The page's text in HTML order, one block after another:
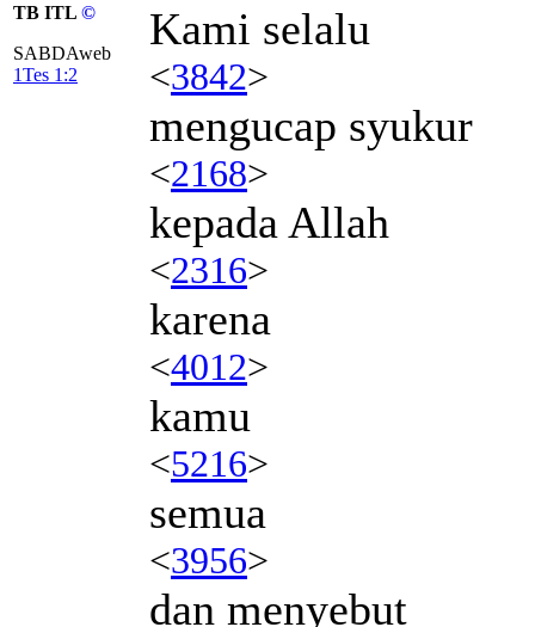
TB ITL ©
SABDAweb
1Tes 1:2
Kami selalu
<3842>
mengucap syukur
<2168>
kepada Allah
<2316>
karena
<4012>
kamu
<5216>
semua
<3956>
dan menyebut